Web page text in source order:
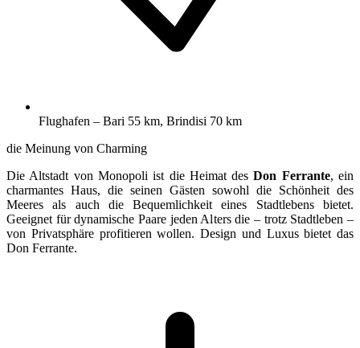
Flughafen – Bari 55 km, Brindisi 70 km
die Meinung von Charming
Die Altstadt von Monopoli ist die Heimat desDon Ferrante, ein
charmantes Haus, die seinen Gästen sowohl die Schönheit des
Meeres als auch die Bequemlichkeit eines Stadtlebens bietet.
Geeignet für dynamische Paare jeden Alters die – trotz Stadtleben –
von Privatsphäre profitieren wollen. Design und Luxus bietet das
Don Ferrante.